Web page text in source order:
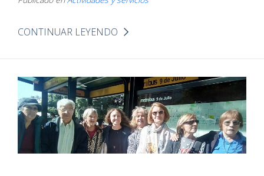
CONTINUAR LEYENDO